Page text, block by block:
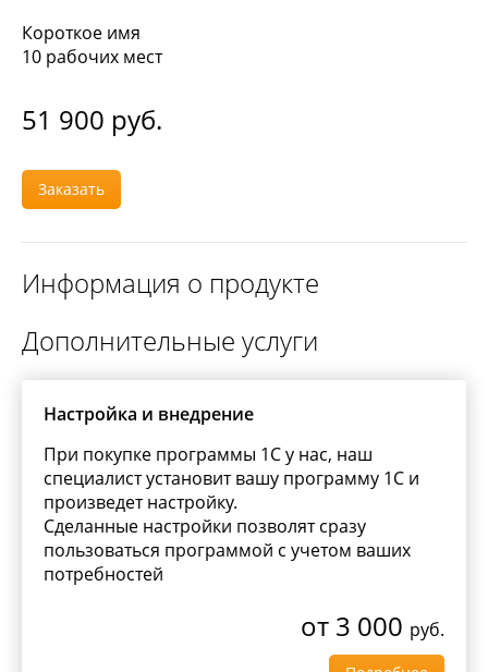
Короткое имя
10 рабочих мест
51 900 руб.
Заказать
Информация о продукте
Дополнительные услуги
Настройка и внедрение
При покупке программы 1С у нас, наш
специалист установит вашу программу 1С и
произведет настройку.
Сделанные настройки позволят сразу
пользоваться программой с учетом ваших
потребностей
от 3 000 руб.